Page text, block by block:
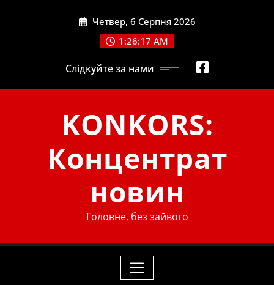
Четвер, 6 Серпня 2026
1:26:17 AM
Слідкуйте за нами
KONKORS:
Концентрат
новин
Головне, без зайвого